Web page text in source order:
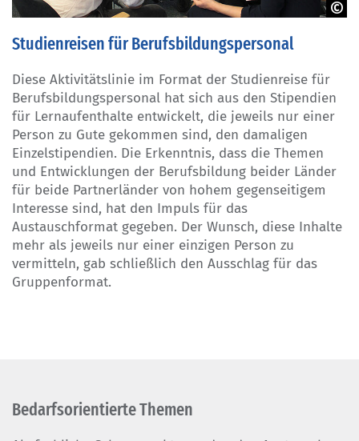
Studienreisen für Berufsbildungspersonal
Diese Aktivitätslinie im Format der Studienreise für
Berufsbildungspersonal hat sich aus den Stipendien
für Lernaufenthalte entwickelt, die jeweils nur einer
Person zu Gute gekommen sind, den damaligen
Einzelstipendien. Die Erkenntnis, dass die Themen
und Entwicklungen der Berufsbildung beider Länder
für beide Partnerländer von hohem gegenseitigem
Interesse sind, hat den Impuls für das
Austauschformat gegeben. Der Wunsch, diese Inhalte
mehr als jeweils nur einer einzigen Person zu
vermitteln, gab schließlich den Ausschlag für das
Gruppenformat.
Bedarfsorientierte Themen